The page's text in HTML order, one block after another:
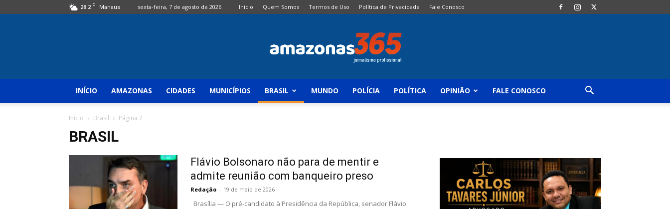
28.2 C Manaus sexta-feira, 7 de agosto de 2026 Início Quem Somos Termos de Uso Política de Privacidade Fale Conosco
365
INÍCIO AMAZONAS CIDADES MUNICÍPIOS BRASIL MUNDO POLÍCIA POLÍTICA OPINIÃO FALE CONOSCO
Início Brasil Página 2
BRASIL
Flávio Bolsonaro não para de mentir e
admite reunião com banqueiro preso
Redação - 19 de maio de 2026
Brasília — O pré-candidato à Presidência da República, senador Flávio